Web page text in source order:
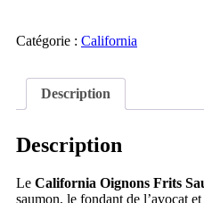
Catégorie : California
Description
Description
Le California Oignons Frits
saumon, le fondant de l’avocat